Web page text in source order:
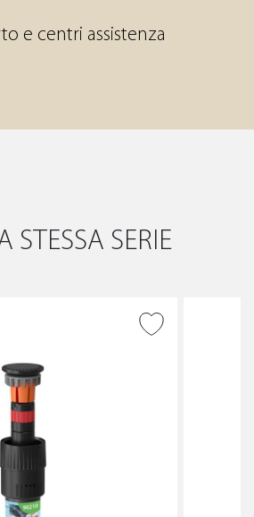
e centri assistenza
STESSA SERIE